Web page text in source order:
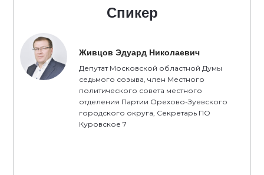
Спикер
Живцов Эдуард Николаевич
Депутат Московской областной Думы
седьмого созыва, член Местного
политического совета местного
отделения Партии Орехово-Зуевского
городского округа, Секретарь ПО
Куровское 7